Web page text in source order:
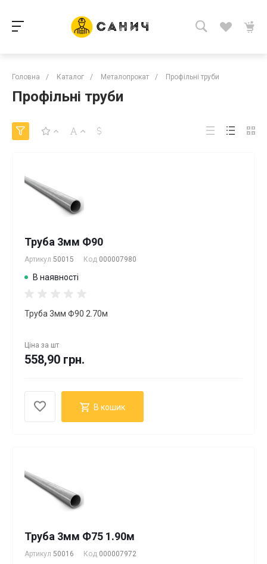
Головна / Каталог / Металопрокат / Профільні труби
Профільні труби
Труба 3мм Ф90
Артикул 50015 Код 000007980
В наявності
Труба 3мм Ф90 2.70м
Ціна за шт
558,90 грн.
В кошик
Труба 3мм Ф75 1.90м
Артикул 50016 Код 000007972